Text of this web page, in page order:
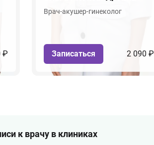
₽
Врач-акушер-гинеколог
Записаться 2 090 ₽
к врачу в клиниках